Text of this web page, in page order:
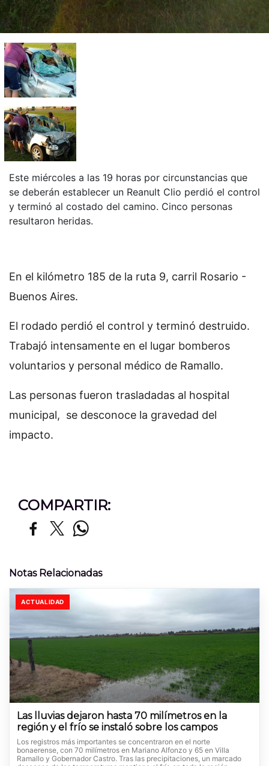
Este miércoles a las 19 horas por circunstancias que
se deberán establecer un Reanult Clio perdió el control
y terminó al costado del camino. Cinco personas
resultaron heridas.
En el kilómetro 185 de la ruta 9, carril Rosario -
Buenos Aires.
El rodado perdió el control y terminó destruido.
Trabajó intensamente en el lugar bomberos
voluntarios y personal médico de Ramallo.
Las personas fueron trasladadas al hospital
municipal, se desconoce la gravedad del
impacto.
COMPARTIR:
Notas Relacionadas
ACTUALIDAD
Las lluvias dejaron hasta 70 milímetros en la
región y el frío se instaló sobre los campos
Los registros más importantes se concentraron en el norte
bonaerense, con 70 milímetros en Mariano Alfonzo y 65 en Villa
Ramallo y Gobernador Castro. Tras las precipitaciones, un marcado